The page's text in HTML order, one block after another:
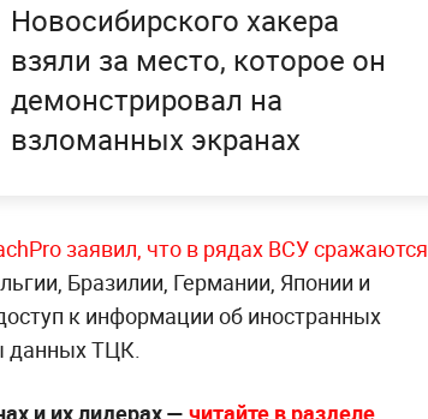
Новосибирского хакера
взяли за место, которое он
демонстрировал на
взломанных экранах
заявил, что в рядах ВСУ сражаются
Бразилии, Германии, Японии и
к информации об иностранных
данных ТЦК.
и их лидерах — читайте в разделе